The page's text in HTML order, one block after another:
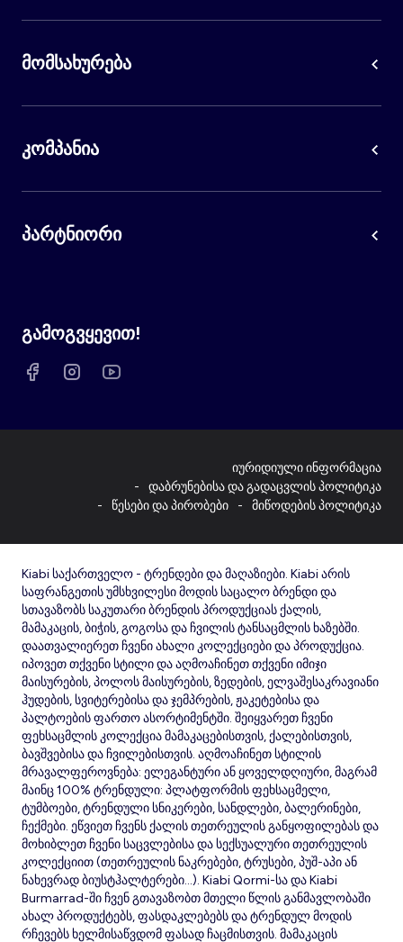
მომსახურება
კომპანია
პარტნიორი
გამოგვყევით!
იურიდიული ინფორმაცია
დაბრუნებისა და გადაცვლის პოლიტიკა
წესები და პირობები
მიწოდების პოლიტიკა
Kiabi საქართველო - ტრენდები და მაღაზიები. Kiabi არის
საფრანგეთის უმსხვილესი მოდის საცალო ბრენდი და
სთავაზობს საკუთარი ბრენდის პროდუქციას ქალის,
მამაკაცის, ბიჭის, გოგოსა და ჩვილის ტანსაცმლის ხაზებში.
დაათვალიერეთ ჩვენი ახალი კოლექციები და პროდუქცია.
იპოვეთ თქვენი სტილი და აღმოაჩინეთ თქვენი იმიჯი
მაისურების, პოლოს მაისურების, ზედების, ელვაშესაკრავიანი
ჰუდების, სვიტერებისა და ჯემპრების, ჟაკეტებისა და
პალტოების ფართო ასორტიმენტში. შეიყვარეთ ჩვენი
ფეხსაცმლის კოლექცია მამაკაცებისთვის, ქალებისთვის,
ბავშვებისა და ჩვილებისთვის. აღმოაჩინეთ სტილის
მრავალფეროვნება: ელეგანტური ან ყოველდღიური, მაგრამ
მაინც 100% ტრენდული: პლატფორმის ფეხსაცმელი,
ტუმბოები, ტრენდული სნიკერები, სანდლები, ბალერინები,
ჩექმები. ეწვიეთ ჩვენს ქალის თეთრეულის განყოფილებას და
მოხიბლეთ ჩვენი საცვლებისა და სექსუალური თეთრეულის
კოლექციით (თეთრეულის ნაკრებები, ტრუსები, პუშ-აპი ან
ნახევრად ბიუსტჰალტერები...). Kiabi Qormi-სა და Kiabi
Burmarrad-ში ჩვენ გთავაზობთ მთელი წლის განმავლობაში
ახალ პროდუქტებს, ფასდაკლებებს და ტრენდულ მოდის
რჩევებს ხელმისაწვდომ ფასად ჩაცმისთვის. მამაკაცის